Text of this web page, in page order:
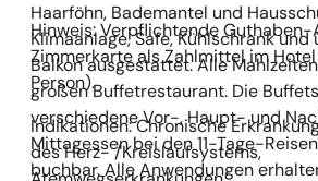
Haarföhn, Bademantel und
Klimaanlage, Safe, Kühlschrank und
Balkon ausgestattet. Alle
großen Buffetrestaurant. Die
verschiedene Vor-, Haupt- und
Mittagessen bei den 11-Tage-
buchbar. Alle Anwendungen
Hinweis: Verpflichtende
Zimmerkarte als Zahlmittel im
Person).
Indikationen: Chronische
des Herz- /Kreislaufsystems,